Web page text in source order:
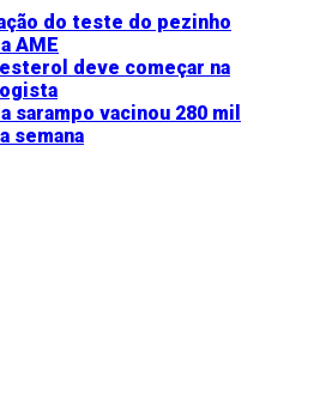
do teste do pezinho
AME
deve começar na
sarampo vacinou 280 mil
semana